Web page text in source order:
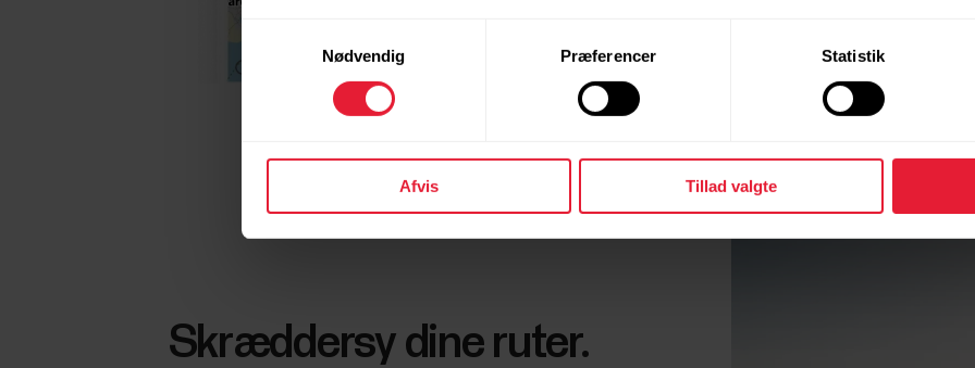
Nødvendig
Præferencer Statistik
Afvis Tillad valgte
Skræddersy dine ruter.